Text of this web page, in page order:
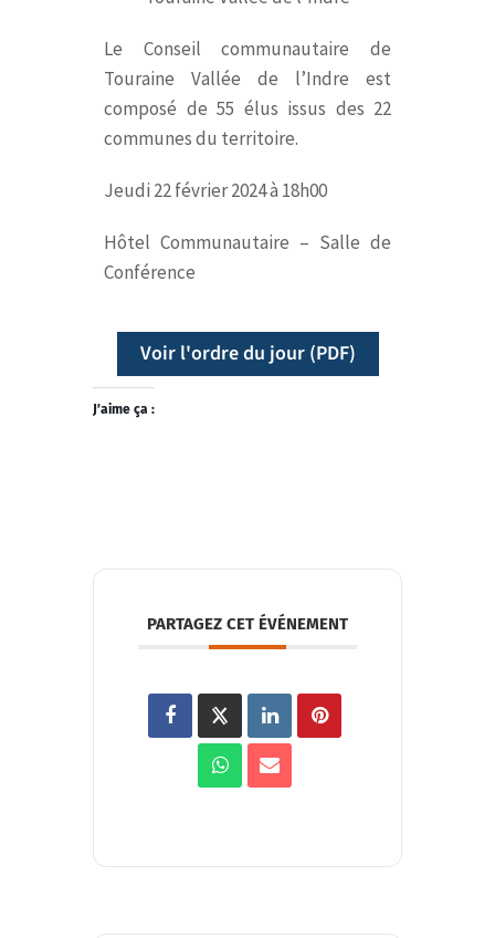
Le Conseil communautaire de
Touraine Vallée de l’Indre est
composé de 55 élus issus des 22
communes du territoire.
Jeudi 22 février 2024 à 18h00
Hôtel Communautaire – Salle de
Conférence
Voir l'ordre du jour (PDF)
J’aime ça :
PARTAGEZ CET ÉVÉNEMENT